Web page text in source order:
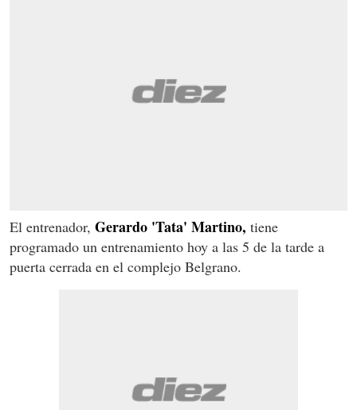
El entrenador, Gerardo 'Tata' Martino, tiene
programado un entrenamiento hoy a las 5 de la tarde a
puerta cerrada en el complejo Belgrano.